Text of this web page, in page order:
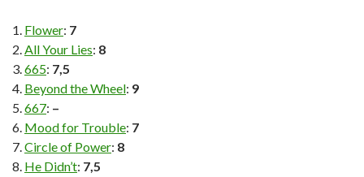
Flower: 7
All Your Lies: 8
665: 7,5
Beyond the Wheel: 9
667: –
Mood for Trouble: 7
Circle of Power: 8
He Didn’t: 7,5